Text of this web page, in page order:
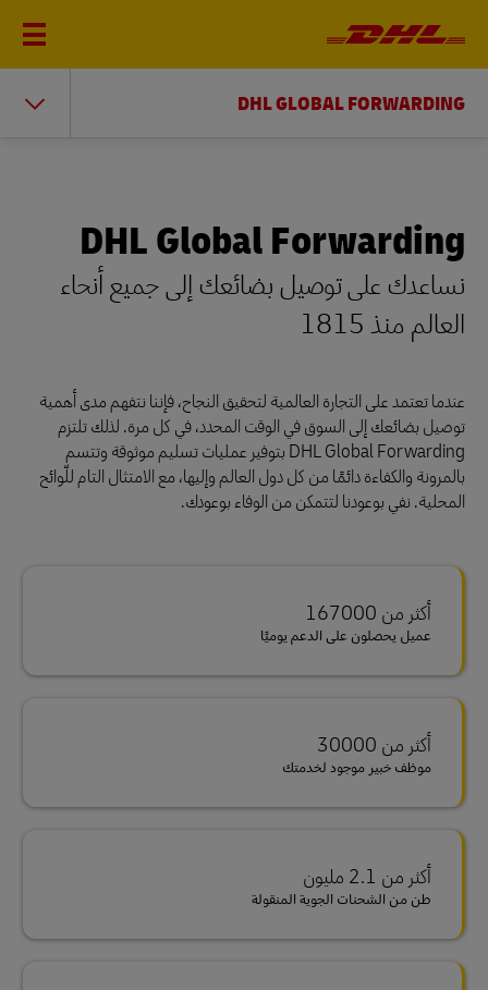
DHL GLOBAL FORWARDING
DHL Global Forwarding
نساعدك على توصيل بضائعك إلى جميع أنحاء
العالم منذ 1815
عندما تعتمد على التجارة العالمية لتحقيق النجاح، فإننا نتفهم مدى أهمية
توصيل بضائعك إلى السوق في الوقت المحدد، في كل مرة. لذلك تلتزم
DHL Global Forwarding بتوفير عمليات تسليم موثوقة وتتسم
بالمرونة والكفاءة دائمًا من كل دول العالم وإليها، مع الامتثال التام للّوائح
المحلية. نفي بوعودنا لتتمكن من الوفاء بوعودك.
أكثر من 167000
عميل يحصلون على الدعم يوميًا
أكثر من‎30000 ‎
موظف خبير موجود لخدمتك
أكثر من 2.1 مليون
طن من الشحنات الجوية المنقولة